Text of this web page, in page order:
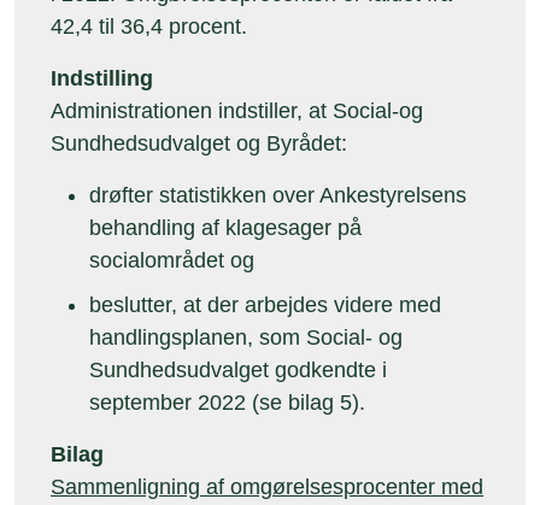
42,4 til 36,4 procent.
Indstilling
Administrationen indstiller, at Social-og
Sundhedsudvalget og Byrådet:
drøfter statistikken over Ankestyrelsens
behandling af klagesager på
socialområdet og
beslutter, at der arbejdes videre med
handlingsplanen, som Social- og
Sundhedsudvalget godkendte i
september 2022 (se bilag 5).
Bilag
Sammenligning af omgørelsesprocenter med